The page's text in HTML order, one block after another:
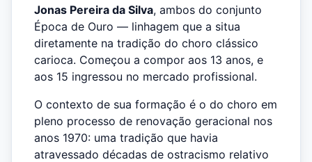
Jonas Pereira da Silva, ambos do conjunto
Época de Ouro — linhagem que a situa
diretamente na tradição do choro clássico
carioca. Começou a compor aos 13 anos, e
aos 15 ingressou no mercado profissional.
O contexto de sua formação é o do choro em
pleno processo de renovação geracional nos
anos 1970: uma tradição que havia
atravessado décadas de ostracismo relativo